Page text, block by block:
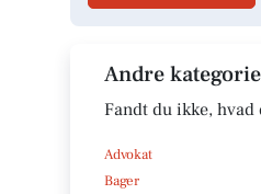
Andre
Fandt du ikke,
Advokat
Bager